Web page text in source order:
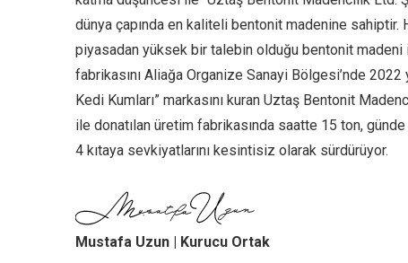
dünya çapında en kaliteli bentonit madenine sahiptir.
piyasadan yüksek bir talebin olduğu bentonit
fabrikasını Aliağa Organize Sanayi Bölgesi’nde 2022
Kedi Kumları” markasını kuran Uztaş Bentonit
ile donatılan üretim fabrikasında saatte 15 ton,
4 kıtaya sevkiyatlarını kesintisiz olarak sürdürüyor.
Mustafa Uzun | Kurucu Ortak